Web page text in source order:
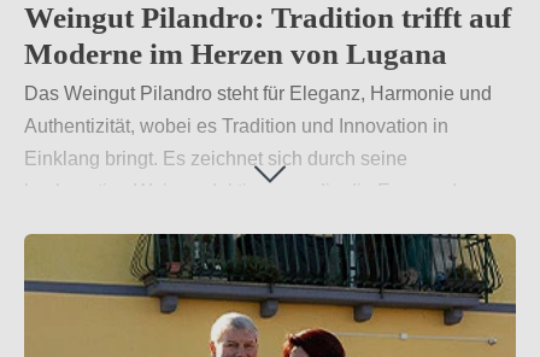
Weingut Pilandro: Tradition trifft auf
Moderne im Herzen von Lugana
Das Weingut Pilandro steht für Eleganz, Harmonie und
Authentizität, wobei es Tradition und Innovation in
Einklang bringt. Es zeichnet sich durch seine
hochwertige Weinproduktion aus, die die Essenz des
hervorragende Qualität und internationale Reichweite,
was den Genuss jedes Glases unvergesslich macht.